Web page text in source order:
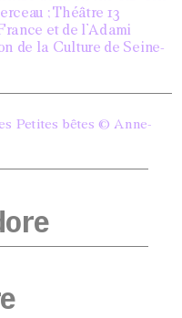
; Théâtre 13
et de l’Adami
de la Culture de Seine-
Petites bêtes © Anne-